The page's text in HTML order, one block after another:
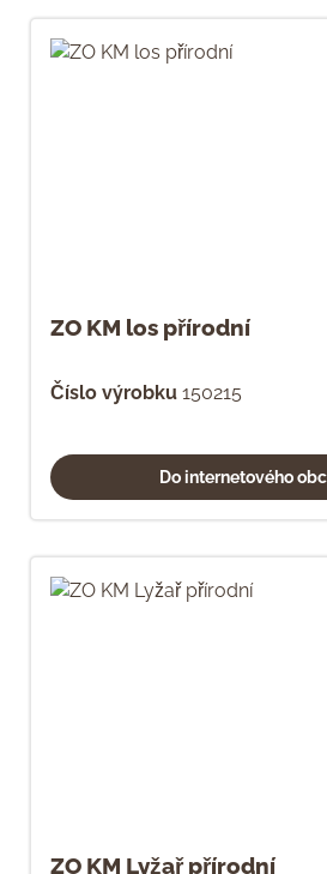
ZO KM los přírodní
Číslo výrobku 150215
Do internetového
ZO KM Lyžař přírodní